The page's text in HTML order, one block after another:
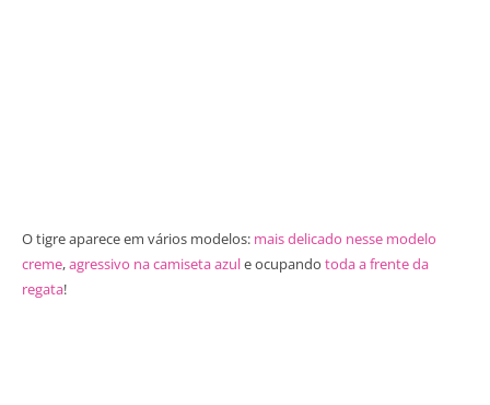
O tigre aparece em vários modelos: mais delicado nesse modelo
creme,agressivo na camiseta azule ocupando toda a frente da
regata!